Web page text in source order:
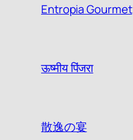
Entropia Gourmet
ऊष्मीय पिंजरा
散逸の宴